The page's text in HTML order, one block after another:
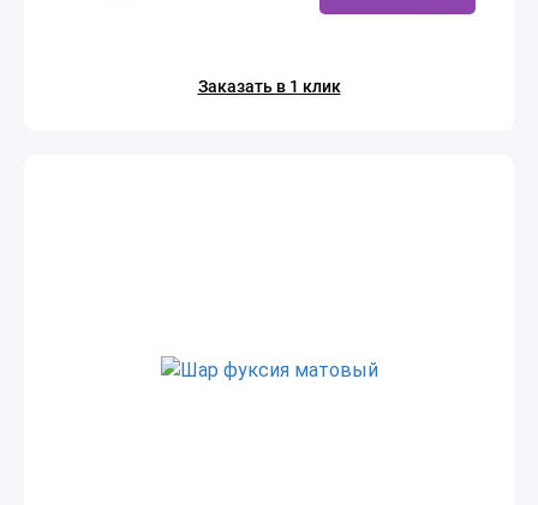
Заказать в 1 клик